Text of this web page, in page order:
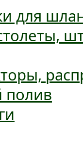
для
полив